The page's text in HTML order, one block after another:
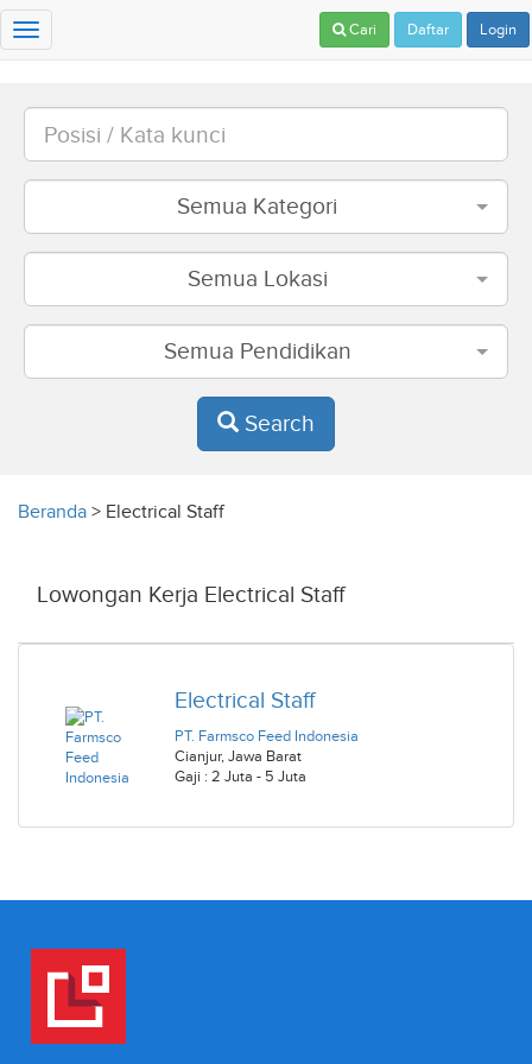
Toggle
Cari Daftar Login
Semua Kategori
Semua Lokasi
Semua Pendidikan
Search
Beranda > Electrical Staff
Lowongan Kerja Electrical Staff
Electrical Staff
PT. Farmsco Feed Indonesia
Cianjur, Jawa Barat
Gaji : 2 Juta - 5 Juta